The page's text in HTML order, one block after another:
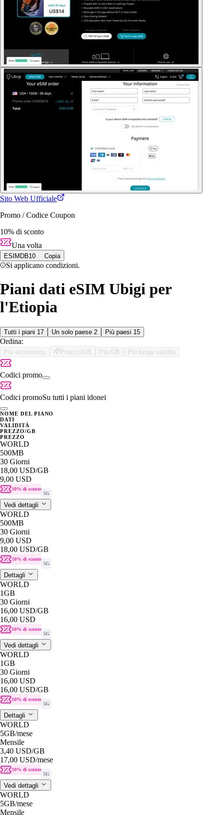
Sito Web Ufficiale
Promo / Codice Coupon
10% di sconto
Una volta
ESIMDB10 Copia
Si applicano condizioni.
Piani dati eSIM Ubigi per
l'Etiopia
Tutti i piani 17 Un solo paese 2 Più paesi 15
Ordina:
Più economico Prezzo/GB Più GB Più lunga validità
Codici promo
Codici promoSu tutti i piani idonei
NOME DEL PIANO
DATI
VALIDITÀ
PREZZO/GB
PREZZO
WORLD
500MB
30 Giorni
18,00 USD/GB
9,00 USD
10% di sconto
5G
Vedi dettagli
WORLD
500MB
30 Giorni
9,00 USD
18,00 USD/GB
10% di sconto
5G
Dettagli
WORLD
1GB
30 Giorni
16,00 USD/GB
16,00 USD
10% di sconto
5G
Vedi dettagli
WORLD
1GB
30 Giorni
16,00 USD
16,00 USD/GB
10% di sconto
5G
Dettagli
WORLD
5GB/mese
Mensile
3,40 USD/GB
17,00 USD/mese
10% di sconto
5G
Vedi dettagli
WORLD
5GB/mese
Mensile